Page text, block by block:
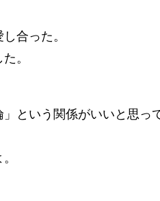
合った。
。
という関係がいいと思